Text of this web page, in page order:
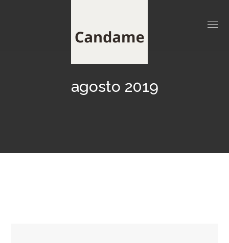
agosto 2019